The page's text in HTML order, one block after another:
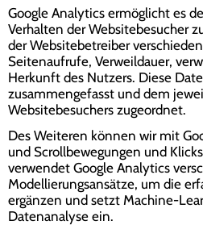
Google Analytics ermöglicht es
Verhalten der Websitebesucher
der Websitebetreiber
Seitenaufrufe, Verweildauer,
Herkunft des Nutzers. Diese
zusammengefasst und dem
Websitebesuchers zugeordnet.
Des Weiteren können wir mit
und Scrollbewegungen und
verwendet Google Analytics
Modellierungsansätze, um die
ergänzen und setzt Machine-
Datenanalyse ein.